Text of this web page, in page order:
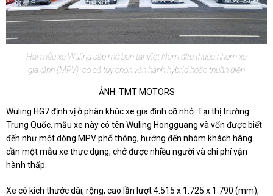
Hai mẫu xe Wuling sắp mở bán tại Việt Nam đều thuộc nhóm xe
gia đình (MPV), có cả tùy chọn vận hành hybrid hoặc thuần điện
ẢNH: TMT MOTORS
Wuling HG7 định vị ở phân khúc xe gia đình cỡ nhỏ. Tại thị trường
Trung Quốc, mẫu xe này có tên Wuling Hongguang và vốn được biết
đến như một dòng MPV phổ thông, hướng đến nhóm khách hàng
cần một mẫu xe thực dụng, chở được nhiều người và chi phí vận
hành thấp.
Xe có kích thước dài, rộng, cao lần lượt 4.515 x 1.725 x 1.790 (mm),